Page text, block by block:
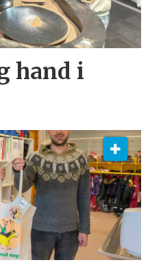
hand i